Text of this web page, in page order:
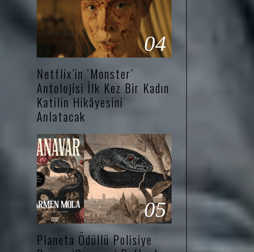
04
Netflix’in ‘Monster’
Antolojisi İlk Kez Bir Kadın
Katilin Hikâyesini
Anlatacak
05
Planeta Ödüllü Polisiye